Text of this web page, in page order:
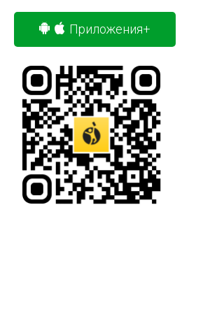
Приложения+